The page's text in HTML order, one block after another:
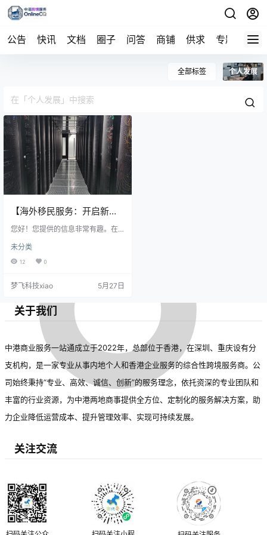
公告 快讯 文档 圈子 问答 商铺 供求 专题 导航
全部标签 个人发展
【海外移民服务：开启新生
活的关键一步】
您好！您提供的信息非常有趣。在
成为了许多人提升生活质量和实现
发展的选择。专业移民服务能有效
构需关注其信誉、资质及成功案
民，还可能带来长期的教育、职业
和社会福利等收益。借助专业支
持，移民过程更为安全高效，助力
开启新生活。
未分类
12 0
梦飞科技xiao 5月27日
关于我们
中港商业服务一站通成立于2022年，总部位于香港，在深圳、重庆设有分
支机构，是一家专业从事内地个人和香港企业服务的综合性跨境服务商。公
司始终秉持“专业、高效、诚信、创新”的服务理念，依托资深的专业团队和
丰富的行业资源，为中港两地商事提供全方位、定制化的服务解决方案，助
力企业降低运营成本、提升管理效率、实现可持续发展。
关注交流